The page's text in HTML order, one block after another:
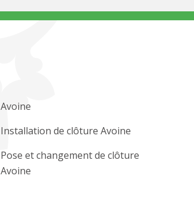
Avoine
Installation de clôture Avoine
Pose et changement de clôture
Avoine